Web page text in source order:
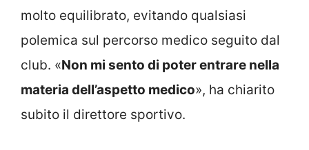
molto equilibrato, evitando qualsiasi
polemica sul percorso medico seguito dal
club. «Non mi sento di poter entrare nella
materia dell’aspetto medico», ha chiarito
subito il direttore sportivo.